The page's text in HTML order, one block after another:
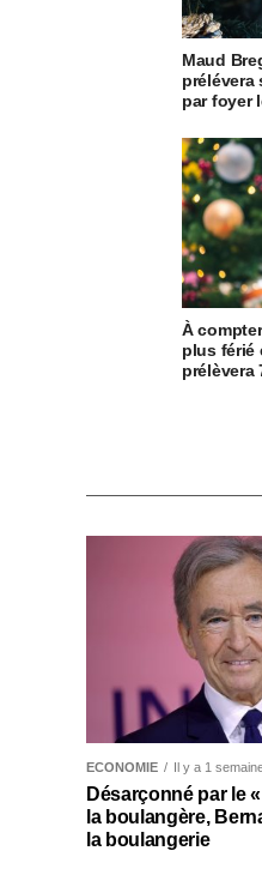
Maud
prélévera
par foyer
À
plus férié
prélèvera
ECONOMIE Il y a 1
Désarçonné par le
la boulangère,
la boulangerie